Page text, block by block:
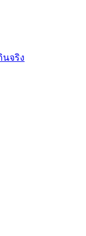
จริง